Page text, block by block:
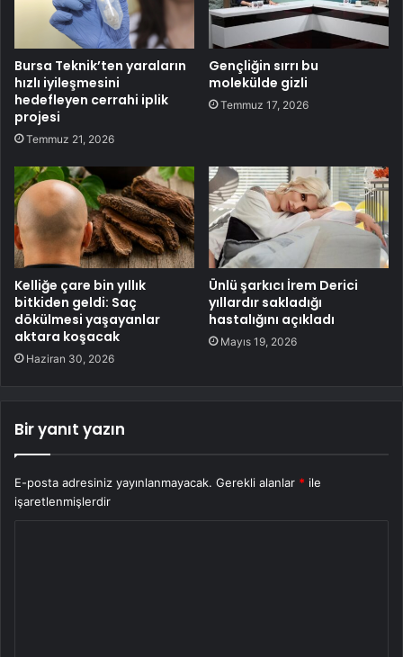
Bursa Teknik’ten yaraların
hızlı iyileşmesini
hedefleyen cerrahi iplik
projesi
Temmuz 21, 2026
Gençliğin sırrı bu
molekülde gizli
Temmuz 17, 2026
Kelliğe çare bin yıllık
bitkiden geldi: Saç
dökülmesi yaşayanlar
aktara koşacak
Haziran 30, 2026
Ünlü şarkıcı İrem Derici
yıllardır sakladığı
hastalığını açıkladı
Mayıs 19, 2026
Bir yanıt yazın
E-posta adresiniz yayınlanmayacak. Gerekli alanlar * ile
işaretlenmişlerdir